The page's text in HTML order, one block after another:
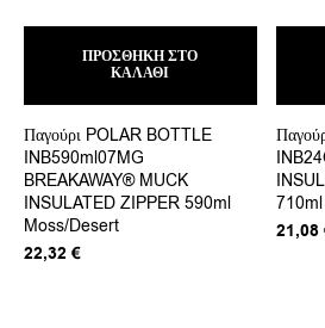
ΠΡΟΣΘΉΚΗ ΣΤΟ
ΚΑΛΆΘΙ
Παγούρι POLAR BOTTLE
INB590ml07MG
BREAKAWAY® MUCK
INSULATED ZIPPER 590ml
Moss/Desert
22,32 €
21,08